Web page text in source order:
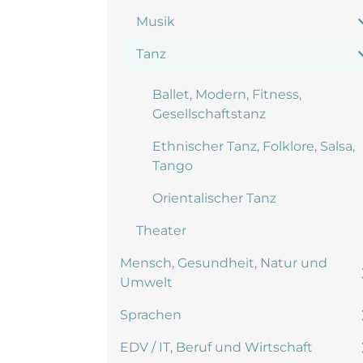
Musik
Tanz
Ballet, Modern, Fitness,
Gesellschaftstanz
Ethnischer Tanz, Folklore, Salsa,
Tango
Orientalischer Tanz
Theater
Mensch, Gesundheit, Natur und
Umwelt
Sprachen
EDV / IT, Beruf und Wirtschaft